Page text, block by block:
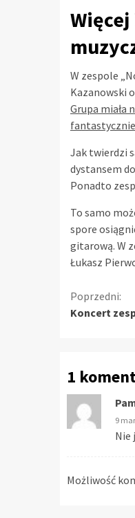
W zespole
Kazanowski
Grupa miała
Jak twierdzi
dystansem
Ponadto
To samo
spore
gitarową. W
Łukasz
czytanie
Poprzedni:
Koncert
1
9
Nie
Możliwość